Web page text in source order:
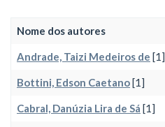
Nome dos autores
Andrade, Taizi Medeiros de [1]
Bottini, Edson Caetano[1]
Cabral, Danúzia Lira de Sá [1]